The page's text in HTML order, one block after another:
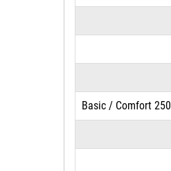
Basic / Comfort 250